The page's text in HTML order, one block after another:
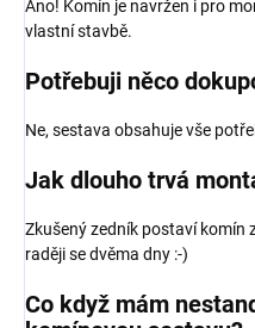
Ano! Komín je navržen i pro
vlastní stavbě.
Potřebuji něco
Ne, sestava obsahuje vše
Jak dlouho trvá
Zkušený zedník postaví komín
raději se dvěma dny :-)
Co když mám